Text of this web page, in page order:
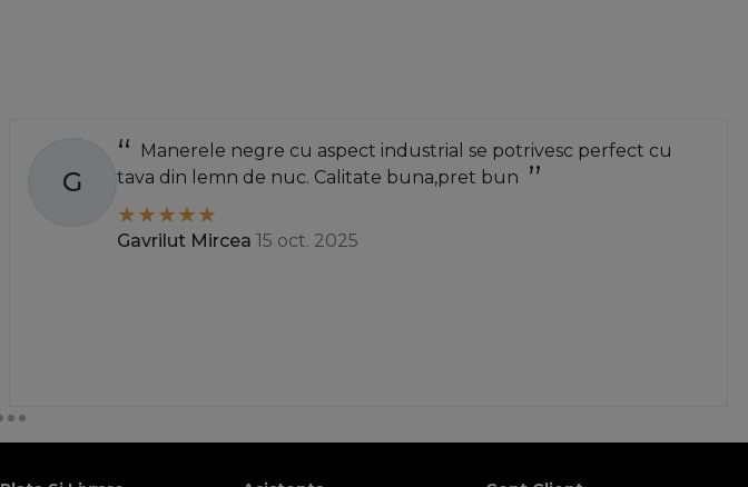
G
Manerele negre cu aspect industrial se potrivesc perfect cu
tava din lemn de nuc. Calitate buna,pret bun
Gavrilut Mircea 15 oct. 2025